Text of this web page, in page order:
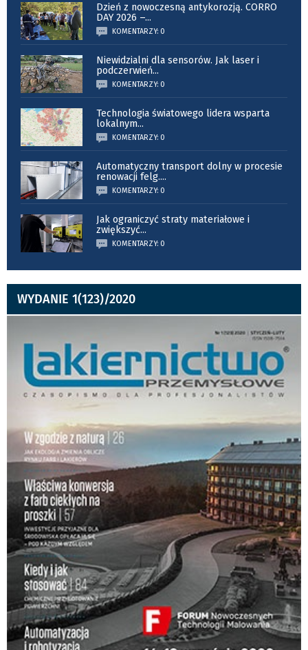
Dzień z nowoczesną antykorozją. CORRO
DAY 2026 –...
KOMENTARZY: 0
Niewidzialni dla sensorów. Jak laser i
podczerwień...
KOMENTARZY: 0
Technologia światowego lidera wsparta
lokalnym...
KOMENTARZY: 0
Automatyczny transport dolny w procesie
renowacji felg....
KOMENTARZY: 0
Jak ograniczyć straty materiałowe i
zwiększyć...
KOMENTARZY: 0
WYDANIE 1(123)/2020